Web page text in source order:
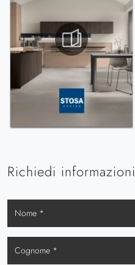
Richiedi informazioni